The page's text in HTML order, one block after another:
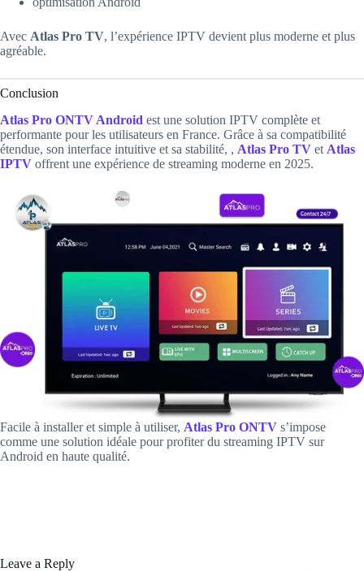
Avec Atlas Pro TV, l’expérience IPTV devient plus moderne et plus
agréable.
Conclusion
Atlas Pro ONTV Android est une solution IPTV complète et
performante pour les utilisateurs en France. Grâce à sa compatibilité
étendue, son interface intuitive et sa stabilité, , Atlas Pro TV et Atlas
IPTV offrent une expérience de streaming moderne en 2025.
Facile à installer et simple à utiliser, Atlas Pro ONTV s’impose
comme une solution idéale pour profiter du streaming IPTV sur
Android en haute qualité.
Leave a Reply